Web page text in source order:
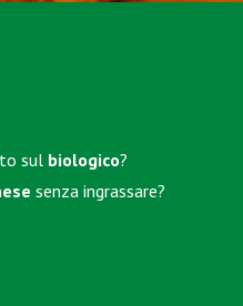
sul biologico?
senza ingrassare?